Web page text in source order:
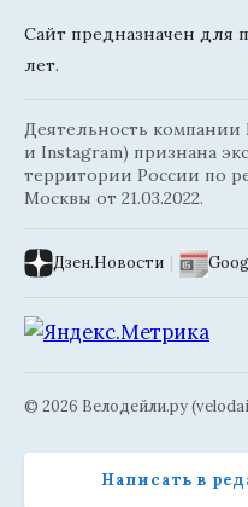
Сайт предназначен для
лет.
Деятельность компании
и Instagram) признана
территории России по
Москвы от 21.03.2022.
Дзен.Новости |
© 2026 Велодейли.ру
Написать в